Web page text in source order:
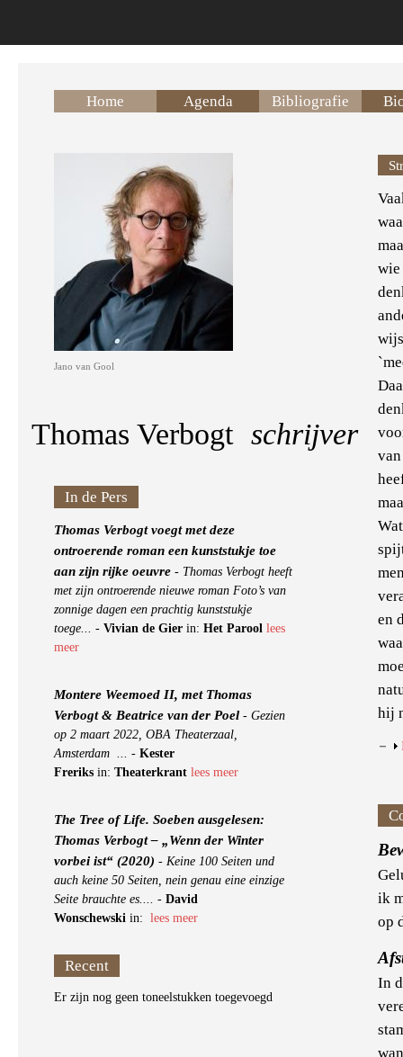
Home Agenda Bibliografie
Jano van Gool
Thomas Verbogt schrijver
In de Pers
Thomas Verbogt voegt met deze
ontroerende roman een kunststukje toe
aan zijn rijke oeuvre - Thomas Verbogt heeft
met zijn ontroerende nieuwe roman Foto’s van
zonnige dagen een prachtig kunststukje
toege... - Vivian de Gier in: Het Parool lees
meer
Montere Weemoed II, met Thomas
Verbogt & Beatrice van der Poel - Gezien
op 2 maart 2022, OBA Theaterzaal,
Amsterdam ... - Kester
Freriks in: Theaterkrant lees meer
The Tree of Life. Soeben ausgelesen:
Thomas Verbogt – „Wenn der Winter
vorbei ist“ (2020) - Keine 100 Seiten und
auch keine 50 Seiten, nein genau eine einzige
Seite brauchte es.... - David
Wonschewski in: lees meer
Recent
Er zijn nog geen toneelstukken toegevoegd
wie
en
hij
ik
op
In